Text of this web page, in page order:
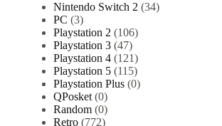
Nintendo Switch 2 (34)
PC (3)
Playstation 2 (106)
Playstation 3 (47)
Playstation 4 (121)
Playstation 5 (115)
Playstation Plus (0)
QPosket (0)
Random (0)
Retro (772)